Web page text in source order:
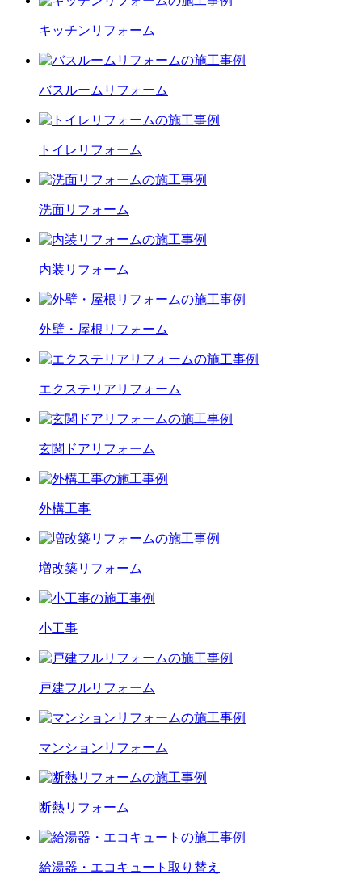
キッチン リフォーム
バスルーム リフォーム
トイレ リフォーム
洗面リフォーム
内装 リフォーム
外壁・屋根 リフォーム
エクステリア リフォーム
玄関ドア リフォーム
外構工事
増改築リフォーム
小工事
戸建フルリフォーム
マンション リフォーム
断熱リフォーム
給湯器・エコキュート 取り替え